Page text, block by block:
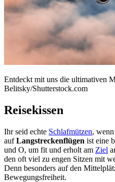
Entdeckt mit uns die ultimativen
Belitsky/Shutterstock.com
Reisekissen
Ihr seid echte Schlafmützen,
aufLangstreckenflügen ist eine
und O, um fit und erholt am Ziel
den oft viel zu engen Sitzen mit
Denn besonders auf den
Bewegungsfreiheit.